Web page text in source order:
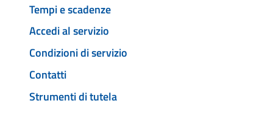
Tempi e scadenze
Accedi al servizio
Condizioni di servizio
Contatti
Strumenti di tutela